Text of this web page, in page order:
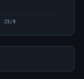
25/9